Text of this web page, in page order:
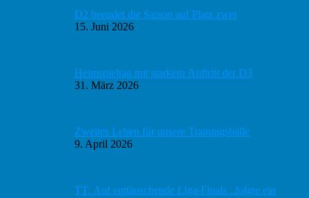
D2 beendet die Saison auf Platz zwei
15. Juni 2026
Heimspieltag mit starkem Auftritt der D3
31. März 2026
Zweites Leben für unsere Trainingsbälle
9. April 2026
TT: Auf enttäuschende Liga-Finals ..folgte ein